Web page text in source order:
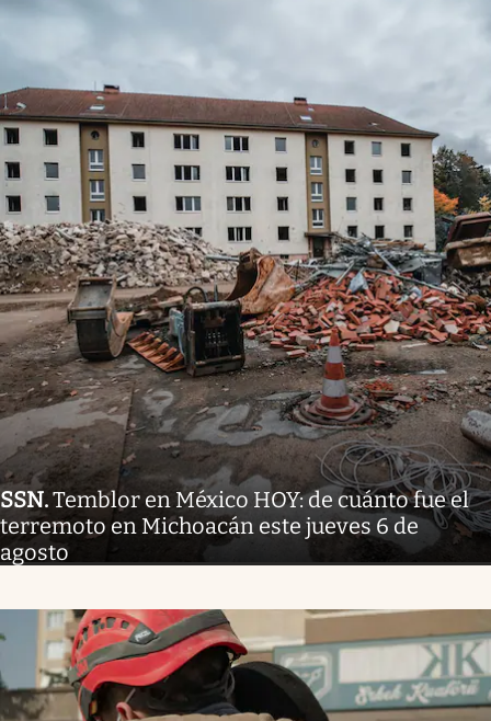
SSN.Temblor en México HOY: de cuánto fue el
terremoto en Michoacán este jueves 6 de
agosto